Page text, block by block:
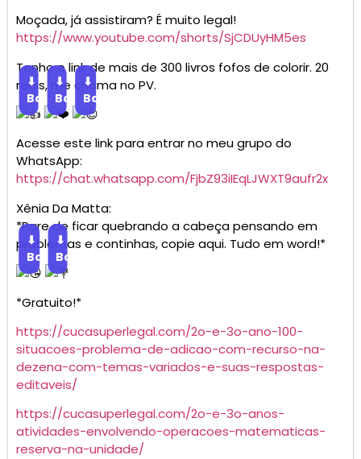
Moçada, já assistiram? É muito legal!
https://www.youtube.com/shorts/SjCDUyHM5es
Tenho o link de mais de 300 livros fofos de colorir. 20
reais, me chama no PV.
⬇
Baixar
⬇
Baixar
⬇
Baixar
Acesse este link para entrar no meu grupo do
WhatsApp:
https://chat.whatsapp.com/FjbZ93iIEqLJWXT9aufr2x
Xênia Da Matta:
*Pare de ficar quebrando a cabeça pensando em
problemas e continhas, copie aqui. Tudo em word!*
⬇
Baixar
⬇
Baixar
*Gratuito!*
https://cucasuperlegal.com/2o-e-3o-ano-100-
situacoes-problema-de-adicao-com-recurso-na-
dezena-com-temas-variados-e-suas-respostas-
editaveis/
https://cucasuperlegal.com/2o-e-3o-anos-
atividades-envolvendo-operacoes-matematicas-
reserva-na-unidade/